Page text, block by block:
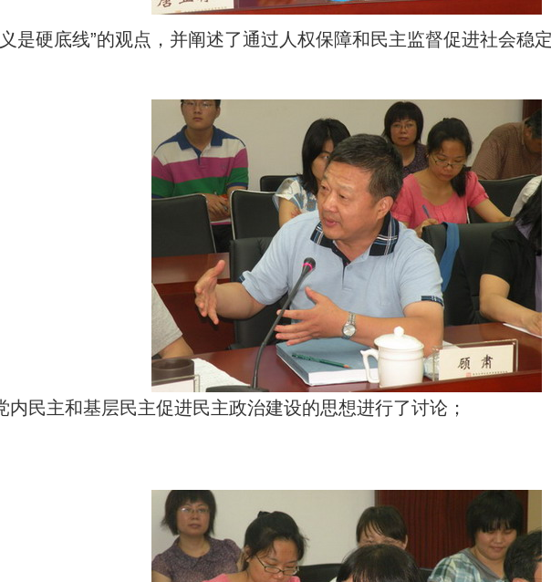
是硬底线”的观点，并阐述了通过人权保障和民主监督促进社会稳
内民主和基层民主促进民主政治建设的思想进行了讨论；